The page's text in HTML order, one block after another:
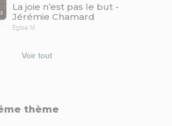
La joie n’est pas le but -
Jérémie Chamard
Eglise M
Voir tout
thème